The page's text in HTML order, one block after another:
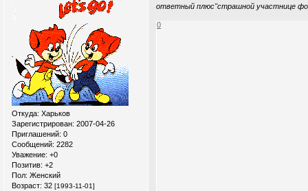
Откуда: Xарьков
Зарегистрирован: 2007-04-26
Приглашений: 0
Сообщений: 2282
Уважение: +0
Позитив: +2
Пол: Женский
Возраст: 32 [1993-11-01]
ответный плюс"страшной участнице
0